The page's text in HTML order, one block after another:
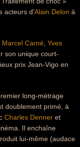
acteurs d'Alain Delon à
Marcel Carné Yves
son unique court-
prix Jean-Vigo en
long-métrage
doublement primé, à
Charles Denner et
Il enchaîne
lui-même (audace